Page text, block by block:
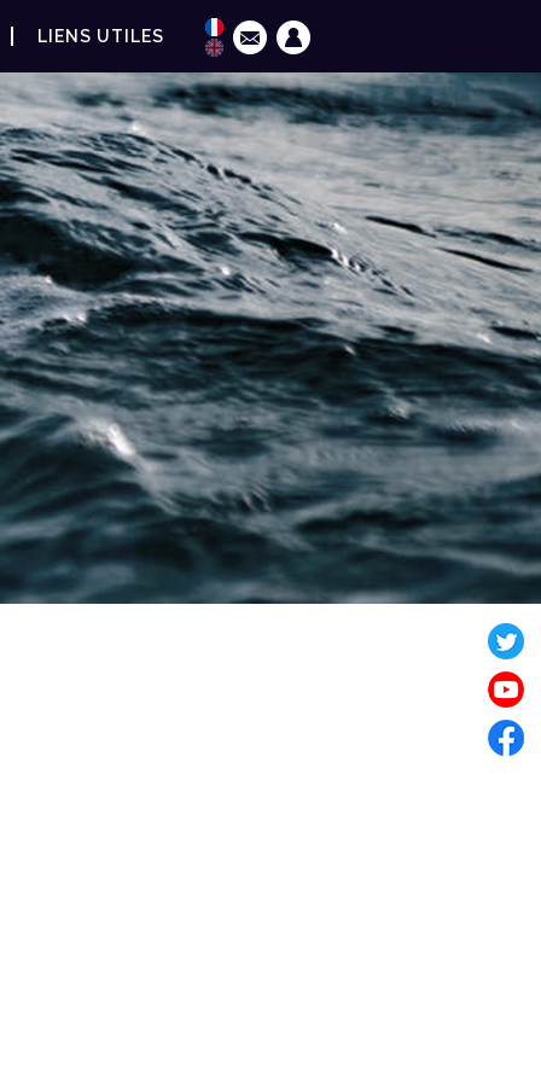
LIENS UTILES